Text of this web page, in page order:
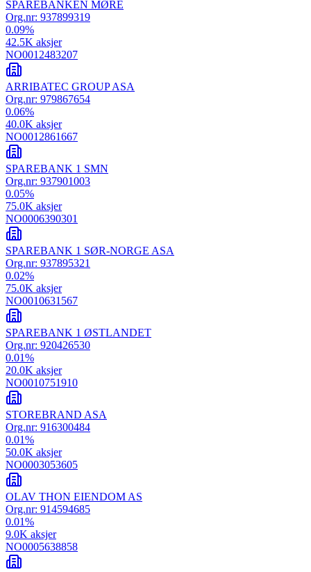
SPAREBANKEN MØRE
Org.nr: 937899319
0.09%
42.5K aksjer
NO0012483207
ARRIBATEC GROUP ASA
Org.nr: 979867654
0.06%
40.0K aksjer
NO0012861667
SPAREBANK 1 SMN
Org.nr: 937901003
0.05%
75.0K aksjer
NO0006390301
SPAREBANK 1 SØR-NORGE ASA
Org.nr: 937895321
0.02%
75.0K aksjer
NO0010631567
SPAREBANK 1 ØSTLANDET
Org.nr: 920426530
0.01%
20.0K aksjer
NO0010751910
STOREBRAND ASA
Org.nr: 916300484
0.01%
50.0K aksjer
NO0003053605
OLAV THON EIENDOM AS
Org.nr: 914594685
0.01%
9.0K aksjer
NO0005638858